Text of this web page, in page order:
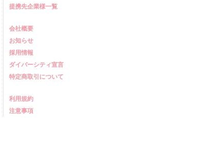
提携先企業様一覧
会社概要
お知らせ
採用情報
ダイバーシティ宣言
特定商取引について
利用規約
注意事項